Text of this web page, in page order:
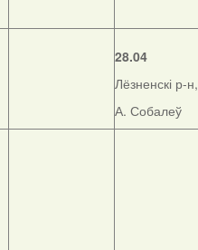
28.04
Лёзненскі р-н,
А. Собалеў